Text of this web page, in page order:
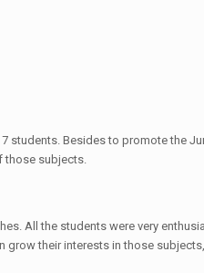
students. Besides to promote the
those subjects.
All the students were very
their interests in those